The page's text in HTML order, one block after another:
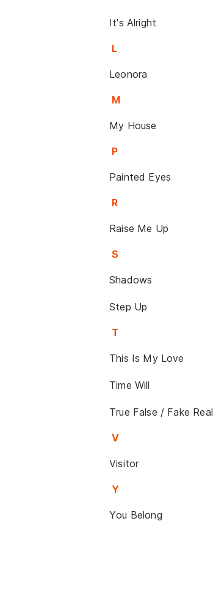
It's Alright
L
Leonora
M
My House
P
Painted Eyes
R
Raise Me Up
S
Shadows
Step Up
T
This Is My Love
Time Will
True False / Fake Real
V
Visitor
Y
You Belong